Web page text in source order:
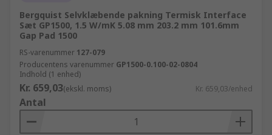
Bergquist Selvklæbende pakning Termisk Interface
Sæt GP1500, 1.5 W/mK 5.08 mm 203.2 mm 101.6mm
Gap Pad 1500
RS-varenummer 127-079
Producentens varenummer GP1500-0.100-02-0804
Indhold (1 enhed)
Kr. 659,03(ekskl. moms) Kr. 659,03/enhed
Antal